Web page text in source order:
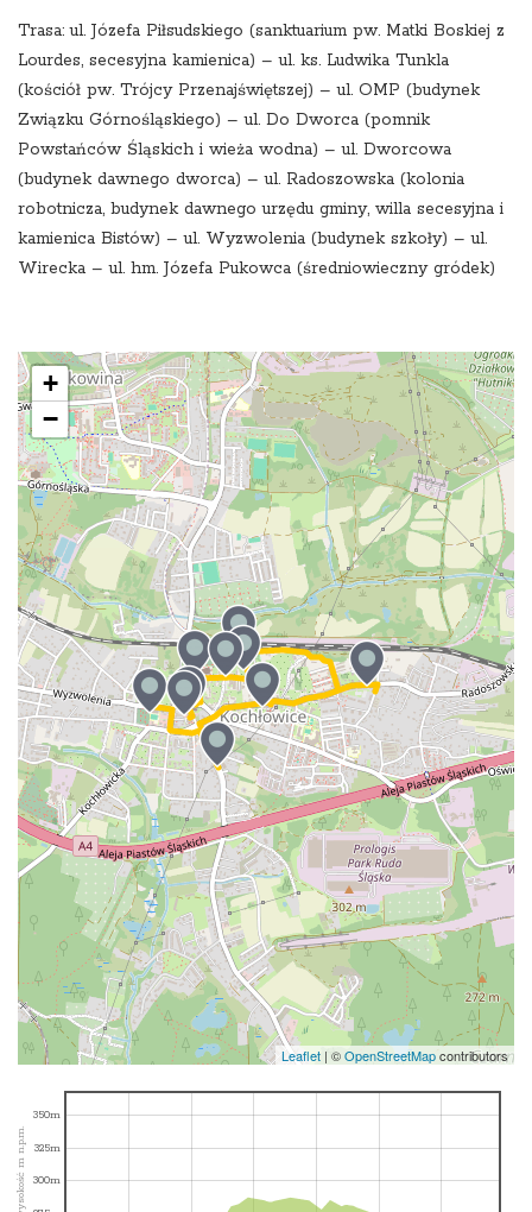
Trasa: ul. Józefa Piłsudskiego (sanktuarium pw. Matki Boskiej z
Lourdes, secesyjna kamienica) – ul. ks. Ludwika Tunkla
(kościół pw. Trójcy Przenajświętszej) – ul. OMP (budynek
Związku Górnośląskiego) – ul. Do Dworca (pomnik
Powstańców Śląskich i wieża wodna) – ul. Dworcowa
(budynek dawnego dworca) – ul. Radoszowska (kolonia
robotnicza, budynek dawnego urzędu gminy, willa secesyjna i
kamienica Bistów) – ul. Wyzwolenia (budynek szkoły) – ul.
Wirecka – ul. hm. Józefa Pukowca (średniowieczny gródek)
+
−
Leaflet | ©OpenStreetMapcontributors
wysokość m n.p.m. 300m
325m
350m